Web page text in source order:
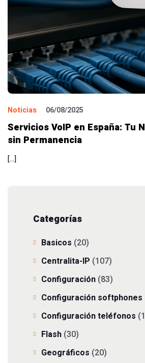
Noticias 06/08/2025
Servicios VoIP en España: Tu
sin Permanencia
[…]
Categorías
Basicos (20)
Centralita-IP (107)
Configuración (83)
Configuración softphones
Configuración teléfonos
Flash (30)
Geográficos (20)